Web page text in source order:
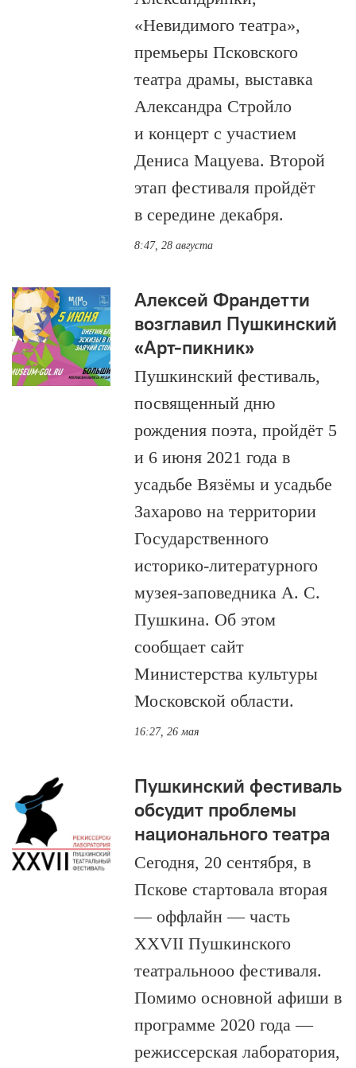
«Невидимого театра»,
премьеры Псковского
театра драмы, выставка
Александра Стройло
и концерт с участием
Дениса Мацуева. Второй
этап фестиваля пройдёт
в середине декабря.
8:47, 28 августа
Алексей Франдетти
возглавил Пушкинский
«Арт-пикник»
Пушкинский фестиваль,
посвященный дню
рождения поэта, пройдёт 5
и 6 июня 2021 года в
усадьбе Вязёмы и усадьбе
Захарово на территории
Государственного
историко-литературного
музея-заповедника А. С.
Пушкина. Об этом
сообщает сайт
Министерства культуры
Московской области.
16:27, 26 мая
Пушкинский фестиваль
обсудит проблемы
национального театра
Сегодня, 20 сентября, в
Пскове стартовала вторая
— оффлайн — часть
XXVII Пушкинского
театральнооо фестиваля.
Помимо основной афиши в
программе 2020 года —
режиссерская лаборатория,